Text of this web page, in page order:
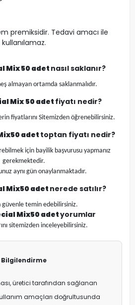
premiksidir. Tedavi amacı ile
kullanılamaz.
Mix 50 adet nasıl saklanır?
almayan ortamda saklanmalıdır.
Mix 50 adet fiyatı nedir?
fiyatlarını Sitemizden öğrenebilirsiniz.
50 adet toptan fiyatı nedir?
için bayilik başvurusu yapmanız
gerekmektedir.
aynı gün onaylanmaktadır.
Mix50 adet nerede satılır?
güvenle temin edebilirsiniz.
Mix50 adetyorumlar
sitemizden inceleyebilirsiniz.
Bilgilendirme
üretici tarafından sağlanan
amaçları doğrultusunda